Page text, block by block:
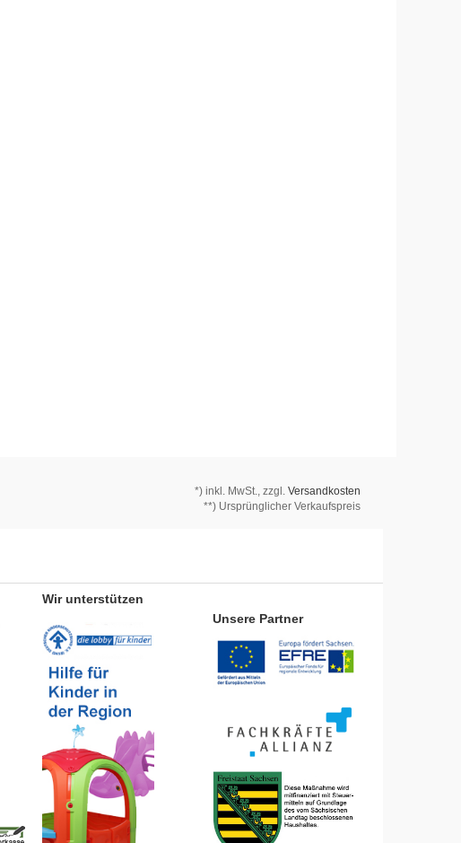
*) inkl. MwSt., zzgl. Versandkosten
**) Ursprünglicher Verkaufspreis
Wir unterstützen
Unsere Partner